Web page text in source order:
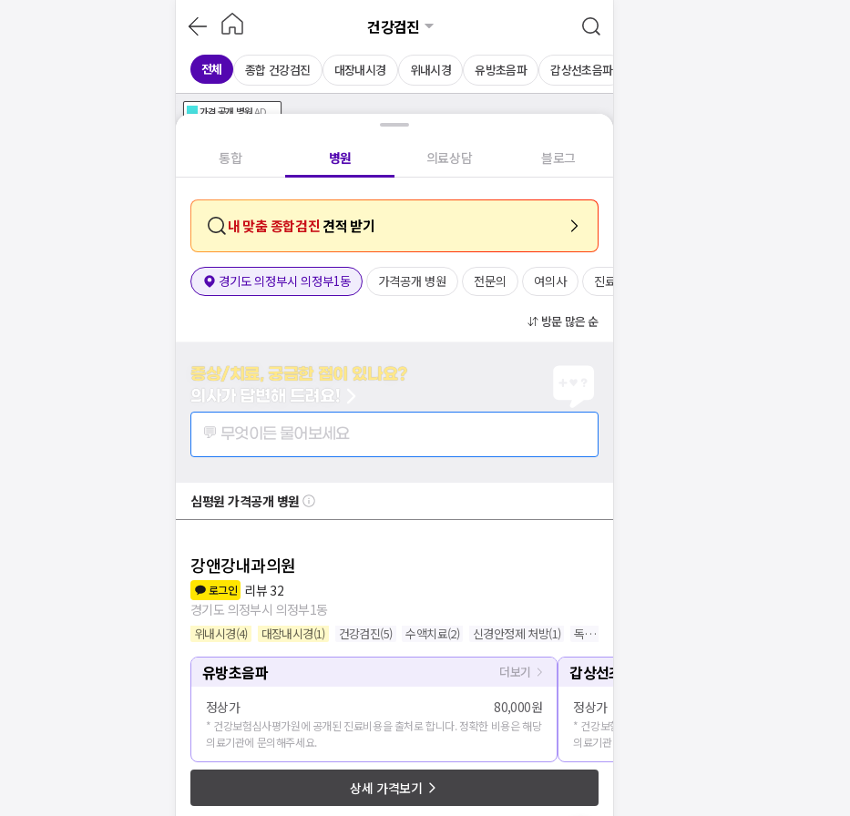
건강검진
전체 종합 건강검진 대장내시경 위내시경 유방초음파 갑상선초음파
가격공개 병원AD
병원1개 더보기
통합 병원 의료상담 블로그
내 맞춤 종합검진 견적 받기
경기도 의정부시 의정부1동 가격공개 병원 전문의 여의사 진료시간
방문 많은 순
증상/치료, 궁금한 점이 있나요?
의사가 답변해 드려요!
💬 무엇이든 물어보세요
심평원 가격공개 병원
강앤강내과의원
로그인 리뷰 32
경기도 의정부시 의정부1동
위내시경(4) 대장내시경(1) 건강검진(5) 수액치료(2) 신경안정제 처방(1) 독감예방접종
유방초음파 더보기
정상가 80,000원
* 건강보험심사평가원에 공개된 진료비용을 출처로 합니다. 정확한 비용은 해당
의료기관에 문의해주세요.
갑상선초음파
정상가
* 건강보험심사평가원에 공개된 진료비용을 출처로 합니다. 정확
의료기관에 문의해주세요.
상세 가격보기